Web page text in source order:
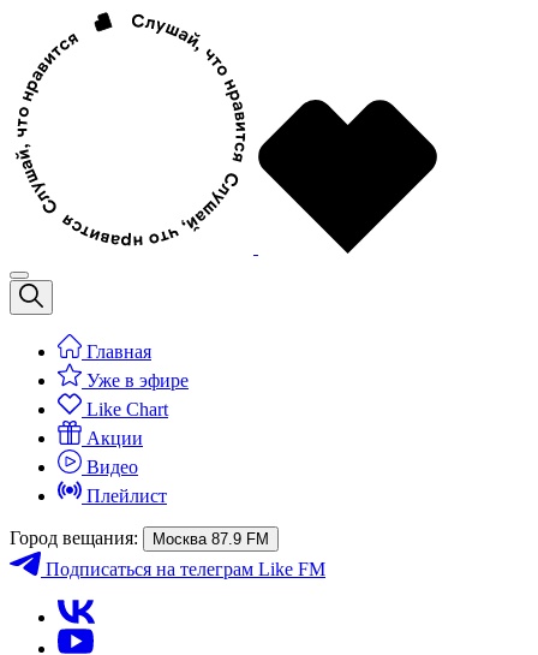
Главная
Уже в эфире
Like Chart
Акции
Видео
Плейлист
Город вещания: Москва 87.9 FM
Подписаться на телеграм Like FM